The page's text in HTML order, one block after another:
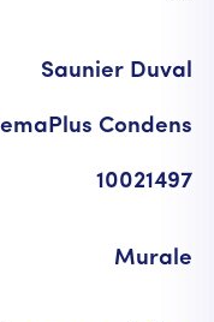
Saunier Duval
Condens
10021497
Murale